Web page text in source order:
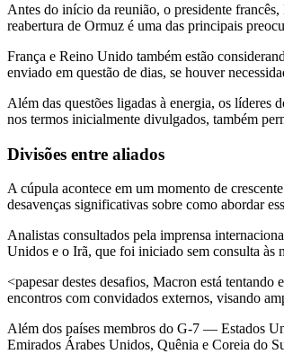
Antes do início da reunião, o presidente
reabertura de Ormuz é uma das principais
França e Reino Unido também estão
enviado em questão de dias, se houver
Além das questões ligadas à energia, os
nos termos inicialmente divulgados, também
Divisões entre aliados
A cúpula acontece em um momento de
desavenças significativas sobre como abordar
Analistas consultados pela imprensa
Unidos e o Irã, que foi iniciado sem consulta às
<papesar destes desafios, Macron está
encontros com convidados externos, visando
Além dos países membros do G-7 — Estados
Emirados Árabes Unidos, Quênia e Coreia do